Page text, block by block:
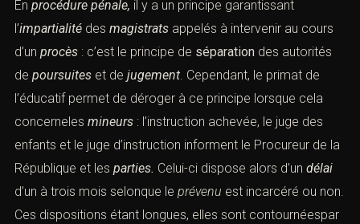
En procédure pénale, il y a un principe garantissant
l’impartialité des magistrats appelés à intervenir au cours
d’un procès : c’est le principe de séparation des autorités
de poursuites et de jugement . Cependant, le primat de
l’éducatif permet de déroger à ce principe lorsque cela
concerneles mineurs : l’instruction achevée, le juge des
enfants et le juge d’instruction informent le Procureur de la
République et les parties. Celui-ci dispose alors d’un délai
d’un à trois mois selonque le prévenu est incarcéré ou non.
Ces dispositions étant longues, elles sont contournéespar